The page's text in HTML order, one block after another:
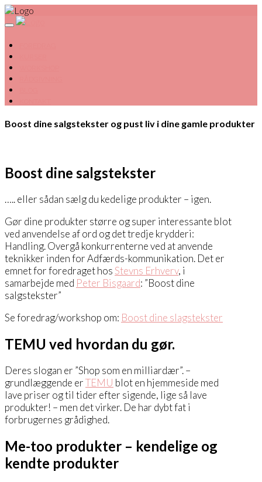
Boost dine salgstekster og pust liv i dine gamle produkter
Boost dine salgstekster
….. eller sådan sælg du kedelige produkter – igen.
Gør dine produkter større og super interessante blot
ved anvendelse af ord og det tredje krydderi:
Handling. Overgå konkurrenterne ved at anvende
teknikker inden for Adfærds-kommunikation. Det er
emnet for foredraget hosStevns Erhverv, i
samarbejde med Peter Bisgaard: ”Boost dine
salgstekster”
Se foredrag/workshop om: Boost dine slagstekster
TEMU ved hvordan du gør.
Deres slogan er ”Shop som en milliardær”. –
grundlæggende erTEMU blot en hjemmeside med
lave priser og til tider efter sigende, lige så lave
produkter! – men det virker. De har dybt fat i
forbrugernes grådighed.
Me-too produkter – kendelige og
kendte produkter